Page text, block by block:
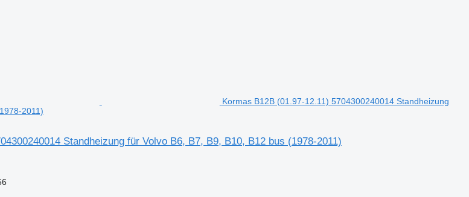
Kormas B12B (01.97-12.11) 5704300240014 Standheizung
2011)
Standheizung für Volvo B6, B7, B9, B10, B12 bus (1978-2011)